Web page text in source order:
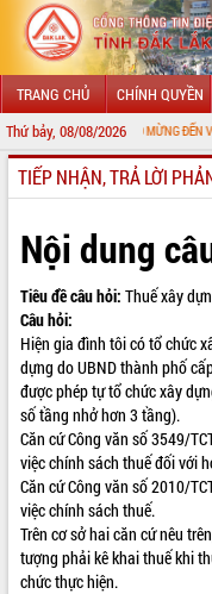
TRANG CHỦ CHÍNH QUYỀN
Thứ bảy, 08/08/2026
CHÀO MỪNG ĐẾN VỚI CỔNG
GIỚI THIỆU
TIN TỨC SỰ KIỆN
SỞ, BAN, NGÀNH
UBND CÁC XÃ, PHƯỜNG
THÔNG TIN CHỈ ĐẠO ĐIỀU HÀNH
HỆ THỐNG VĂN BẢN
VĂN BẢN HĐND TỈNH
ĐIỂM TIN VĂN BẢN
TIẾP NHẬN, TRẢ LỜI
Nội dung
Tiêu đề câu hỏi: Thuế xây
Câu hỏi:
Hiện gia đình tôi có tổ chức
dựng do UBND thành phố
được phép tự tổ chức xây
số tầng nhở hơn 3 tầng).
Căn cứ Công văn số 3549/
việc chính sách thuế đối với
Căn cứ Công văn số 2010/
việc chính sách thuế.
Trên cơ sở hai căn cứ nêu
tượng phải kê khai thuế khi
chức thực hiện.